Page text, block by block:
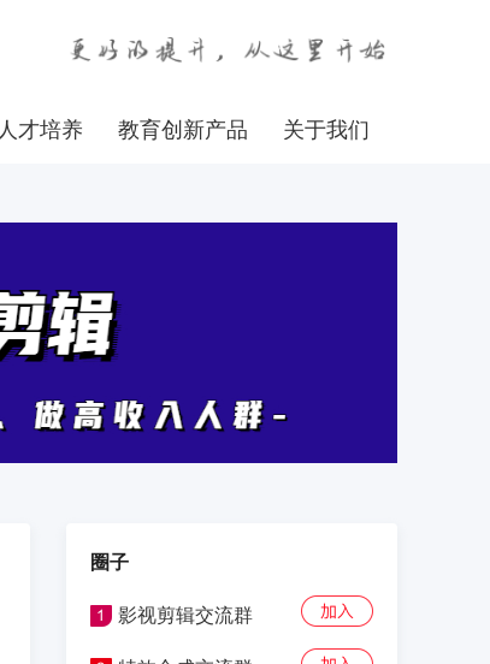
人才培养 教育创新产品 关于我们
圈子
影视剪辑交流群